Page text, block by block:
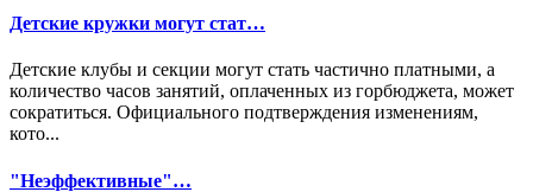
Детские кружки могут стат…
Детские клубы и секции могут стать частично платными, а
количество часов занятий, оплаченных из горбюджета, может
сократиться. Официального подтверждения изменениям,
кото...
"Неэффективные"…